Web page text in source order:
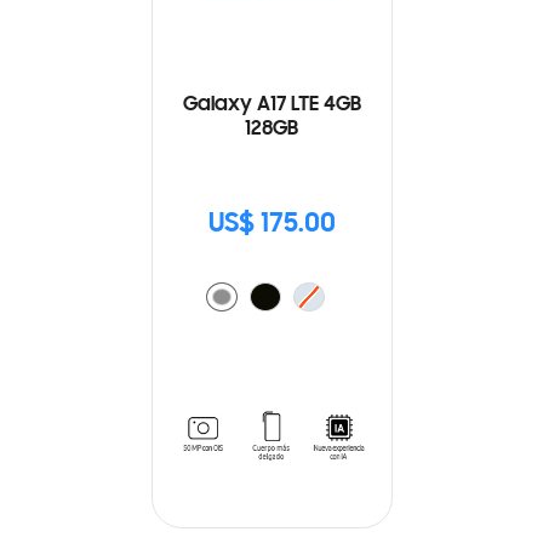
Galaxy A17 LTE 4GB
128GB
US$ 175.00